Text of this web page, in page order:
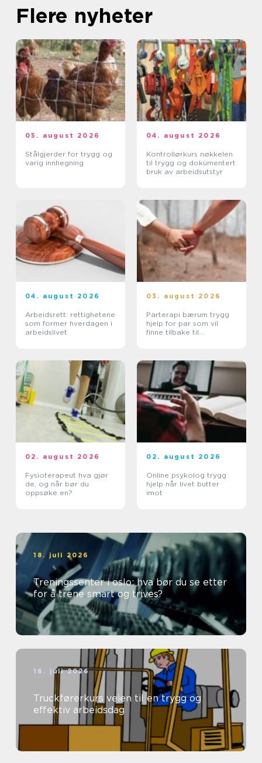
Flere nyheter
05. august 2026
Stålgjerder for trygg og
varig innhegning
04. august 2026
Kontrollørkurs nøkkelen
til trygg og dokumentert
bruk av arbeidsutstyr
04. august 2026
Arbeidsrett: rettighetene
som former hverdagen i
arbeidslivet
03. august 2026
Parterapi bærum trygg
hjelp for par som vil
finne tilbake til
02. august 2026
Fysioterapeut hva gjør
de, og når bør du
oppsøke en?
02. august 2026
Online psykolog trygg
hjelp når livet butter
imot
18. juli 2026
Treningssenter i oslo: hva bør du se etter
for å trene smart og trives?
16. juli 2026
Truckførerkurs veien til en trygg og
effektiv arbeidsdag